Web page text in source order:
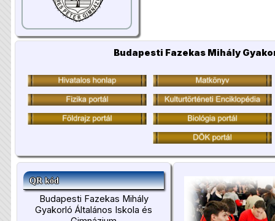
Budapesti Fazekas Mihály
QR kód
Budapesti Fazekas Mihály
Gyakorló Általános Iskola és